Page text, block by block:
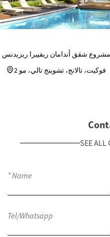
مشروع شقق أندامان ريفييرا ريزيدنس
فوكيت، تالانج، تشوينج تالي، مو 2
SEE